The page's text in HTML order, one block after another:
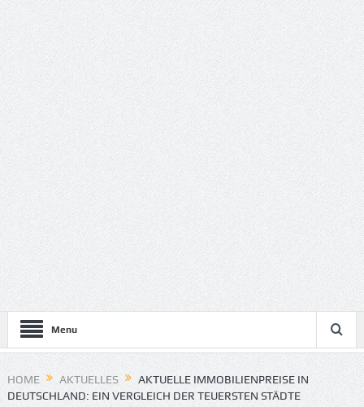
Menu
HOME AKTUELLES
AKTUELLE IMMOBILIENPREISE IN
DEUTSCHLAND: EIN VERGLEICH DER TEUERSTEN STÄDTE